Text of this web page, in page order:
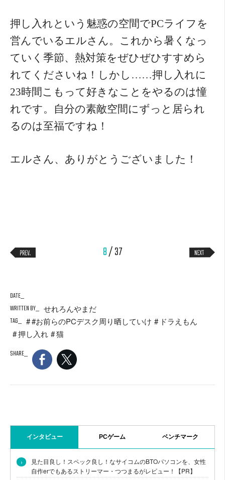
押し入れという魅惑の空間でPCライフを
営んでいるエルさん。これから暑くなっ
ていく季節、熱対策をぜひぜひすすめら
れてくださいね！しかし……押し入れに
23時間こもって好きなことをやるのは憧
れです。自分の素敵空間にずっと居られ
るのは至福ですね！
エルさん、ありがとうございました！
8/ 37
DATE
WRITTEN BY
せれろんやまだ
TAG
#お前らのPCデスク周り晒していけ
ドラえもん
押し入れ
猫
SHARE
インタビュー PCゲーム ベンチマーク
›
見た目良し！スペック良し！なサイコムのBTOパソコンを、女性
自作erでもあるストリーマー・つつまるがレビュー！【PR】